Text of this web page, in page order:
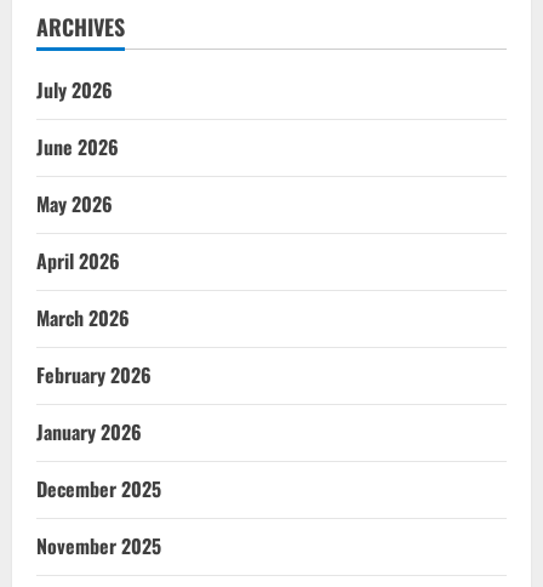
ARCHIVES
July 2026
June 2026
May 2026
April 2026
March 2026
February 2026
January 2026
December 2025
November 2025